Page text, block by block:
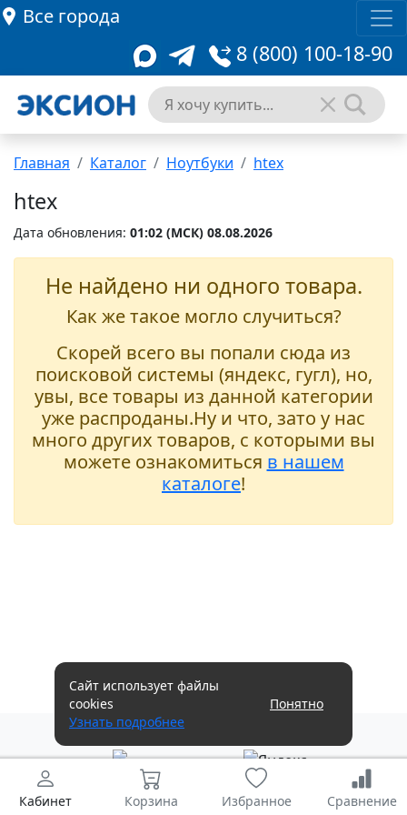
Все города
8 (800) 100-18-90
Главная Каталог Ноутбуки htex
htex
Дата обновления: 01:02 (MCК) 08.08.2026
Не найдено ни одного товара.
Как же такое могло случиться?
Скорей всего вы попали сюда из
поисковой системы (яндекс, гугл), но,
увы, все товары из данной категории
уже распроданы.Ну и что, зато у нас
много других товаров, с которыми вы
можете ознакомиться в нашем
каталоге!
Кабинет Корзина Избранное Сравнение
Сайт использует файлы
cookies
Узнать подробнее
Понятно